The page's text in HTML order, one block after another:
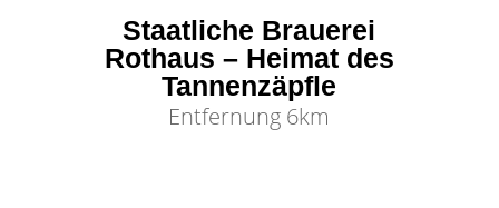
Staatliche Brauerei
Rothaus – Heimat des
Tannenzäpfle
Entfernung 6km